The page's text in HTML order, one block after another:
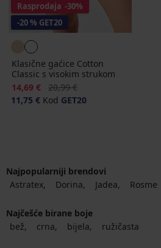
Rasprodaja -30%
-20 % GET20
Klasične gaćice Cotton
Classic s visokim strukom
Popust
14,69 € Prvobitna cijena
20,99 €
11,75 € Kod GET20
Najpopularniji brendovi
Astratex
Dorina Jadea Rosme
Najčešće birane boje
bež
crna bijela ružičasta